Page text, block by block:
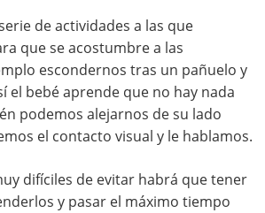
de actividades a las que
que se acostumbre a las
escondernos tras un pañuelo y
el bebé aprende que no hay nada
podemos alejarnos de su lado
el contacto visual y le hablamos.
difíciles de evitar habrá que tener
y pasar el máximo tiempo